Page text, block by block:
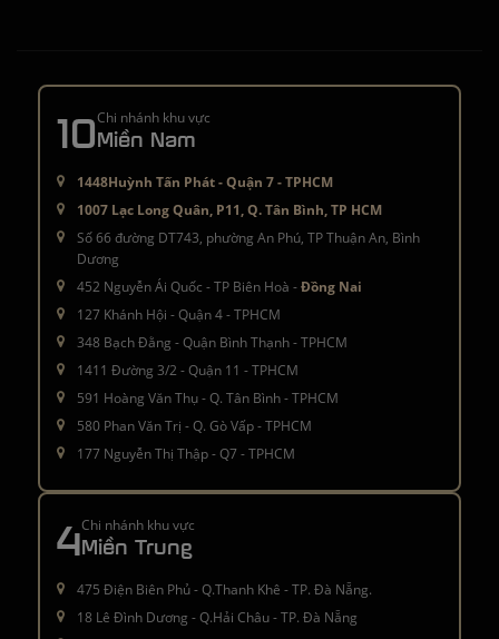
10Chi nhánh khu vực
Miền Nam
1448Huỳnh Tấn Phát - Quận 7 - TPHCM
1007 Lạc Long Quân, P11, Q. Tân Bình, TP HCM
Số 66 đường DT743, phường An Phú, TP Thuận An, Bình
Dương
452 Nguyễn Ái Quốc - TP Biên Hoà -Đồng Nai
127 Khánh Hội - Quận 4 - TPHCM
348 Bạch Đằng - Quận Bình Thạnh - TPHCM
1411 Đường 3/2 - Quận 11 - TPHCM
591 Hoàng Văn Thụ - Q. Tân Bình - TPHCM
580 Phan Văn Trị - Q. Gò Vấp - TPHCM
177 Nguyễn Thị Thập - Q7 - TPHCM
4Chi nhánh khu vực
Miền Trung
475 Điện Biên Phủ - Q.Thanh Khê - TP. Đà Nẵng.
18 Lê Đình Dương - Q.Hải Châu - TP. Đà Nẵng